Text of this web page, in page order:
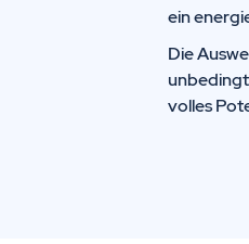
ein
Die
volles